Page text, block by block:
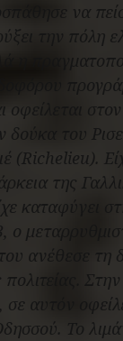
να
την πόλη
η
οφείλεται
δούκα του
(Richelieu).
της
καταφύγει
ο
ανέθεσε τη
πολιτείας. Στην
σε αυτόν
Το